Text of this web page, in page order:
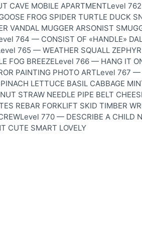
CAVE MOBILE APARTMENTLevel
FROG SPIDER TURTLE DUCK
VANDAL MUGGER ARSONIST
764 — CONSIST OF «HANDLE»
765 — WEATHER SQUALL
FOG BREEZELevel 766 — HANG IT
PAINTING PHOTO ARTLevel 767
LETTUCE BASIL CABBAGE
STRAW NEEDLE PIPE BELT
REBAR FORKLIFT SKID TIMBER
770 — DESCRIBE A CHILD
CUTE SMART LOVELY